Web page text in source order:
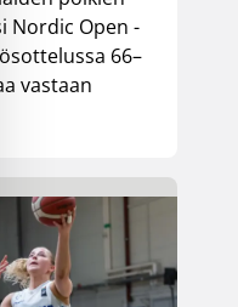
Nordic Open -
66–
vastaan